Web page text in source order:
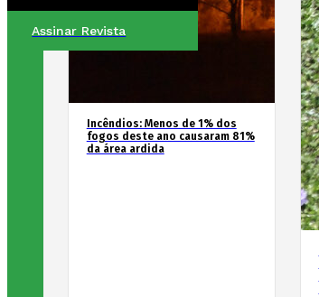
Assinar Revista
Incêndios: Menos de 1% dos
fogos deste ano causaram 81%
da área ardida